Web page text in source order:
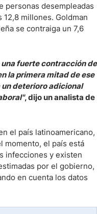
personas desempleadas
millones. Goldman
se contraiga un 7,6
fuerte contracción de
la primera mitad de ese
un deterioro adicional
, dijo un analista de
el país latinoamericano,
momento, el país está
infecciones y existen
por el gobierno,
en cuenta los datos